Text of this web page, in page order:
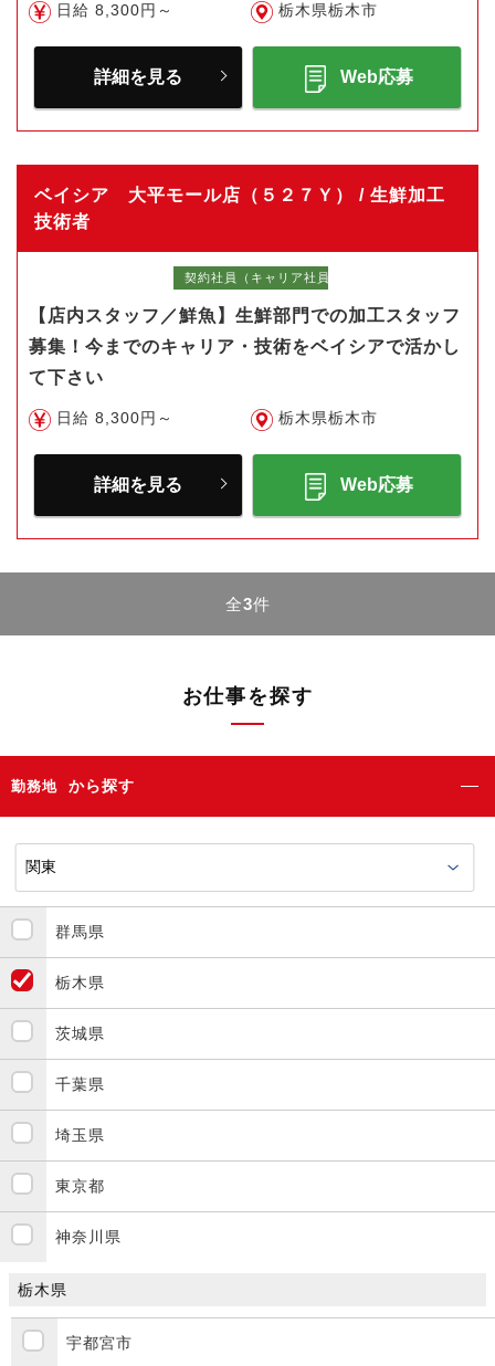
日給 8,300円～ 栃木県栃木市
詳細を見る Web応募
ベイシア 大平モール店（５２７Ｙ） / 生鮮加工
技術者
契約社員（キャリア社員）
【店内スタッフ／鮮魚】生鮮部門での加工スタッフ
募集！今までのキャリア・技術をベイシアで活かし
て下さい
日給 8,300円～ 栃木県栃木市
詳細を見る Web応募
全3件
お仕事を探す
勤務地 から探す
群馬県
栃木県
茨城県
千葉県
埼玉県
東京都
神奈川県
栃木県
宇都宮市